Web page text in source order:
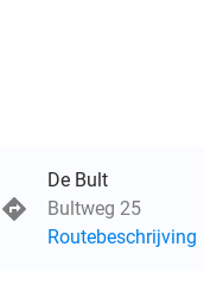
De Bult
Bultweg 25
Routebeschrijving